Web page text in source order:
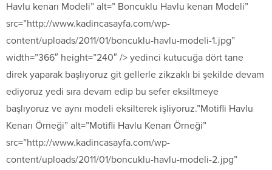
Havlu kenarı Modeli” alt=” Boncuklu Havlu kenarı Modeli”
src=”http://www.kadincasayfa.com/wp-
content/uploads/2011/01/boncuklu-havlu-modeli-1.jpg”
width=”366″ height=”240″ /> yedinci kutucuğa dört tane
direk yaparak başlıyoruz git gellerle zikzaklı bi şekilde devam
ediyoruz yedi sıra devam edip bu sefer eksiltmeye
başlıyoruz ve aynı modeli eksilterek işliyoruz.”Motifli Havlu
Kenarı Örneği” alt=”Motifli Havlu Kenarı Örneği”
src=”http://www.kadincasayfa.com/wp-
content/uploads/2011/01/boncuklu-havlu-modeli-2.jpg”